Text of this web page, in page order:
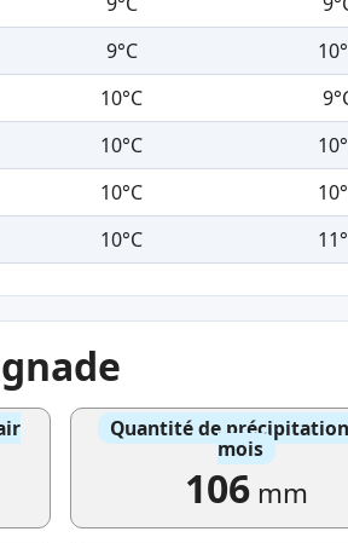
9°C
10°C
10°C
10°C
10°C
Quantité de
mois
106 mm